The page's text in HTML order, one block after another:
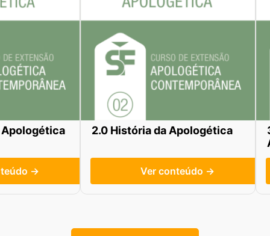
Apologética
→
2.0 História da Apologética
Ver conteúdo →